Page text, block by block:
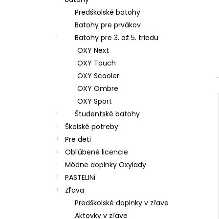
Predškolské batohy
Batohy pre prvákov
Batohy pre 3. až 5. triedu
OXY Next
OXY Touch
OXY Scooler
OXY Ombre
OXY Sport
Študentské batohy
Školské potreby
Pre deti
Obľúbené licencie
Módne doplnky Oxylady
PASTELINi
Zľava
Predškolské doplnky v zľave
Aktovky v zľave
ŠKOLSKÝ SET 8-DIELNY OXY JUMPER
KOLIBRÍK FIALOVÝ